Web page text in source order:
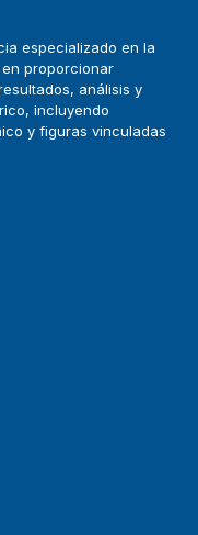
especializado en la
en proporcionar
análisis y
incluyendo
y figuras vinculadas